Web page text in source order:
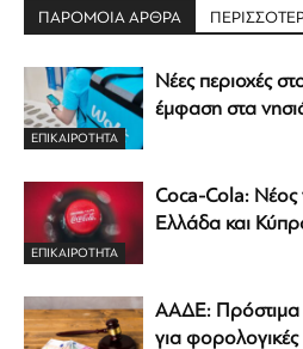
ΠΑΡΟΜΟΙΑ ΑΡΘΡΑ
ΕΠΙΚΑΙΡΟΤΗΤΑ
Νέες περιοχές
έμφαση στα
ΕΠΙΚΑΙΡΟΤΗΤΑ
Coca-Cola: Νέος
Ελλάδα και
ΑΑΔΕ: Πρόστιμα
για